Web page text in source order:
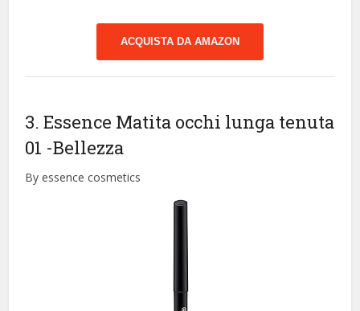
ACQUISTA DA AMAZON
3. Essence Matita occhi lunga tenuta
01 -Bellezza
By essence cosmetics